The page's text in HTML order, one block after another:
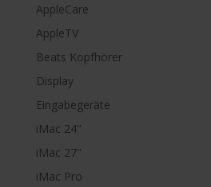
AppleCare
AppleTV
Beats Kopfhörer
Display
Eingabegeräte
iMac 24"
iMac 27"
iMac Pro